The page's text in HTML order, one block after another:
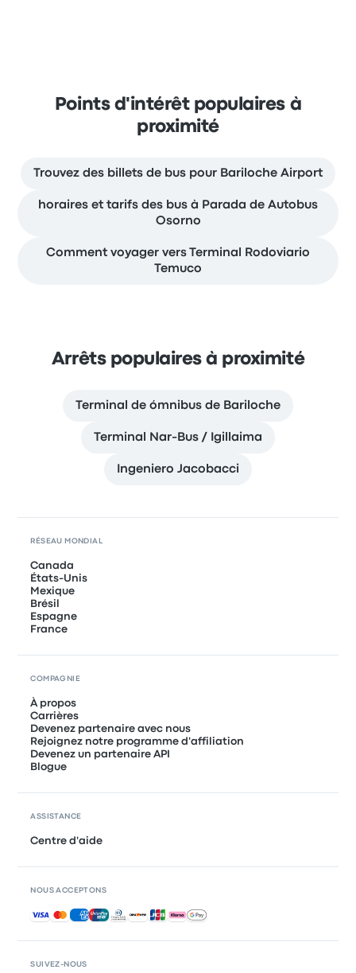
Points d'intérêt populaires à
proximité
Trouvez des billets de bus pour Bariloche Airport
horaires et tarifs des bus à Parada de Autobus
Osorno
Comment voyager vers Terminal Rodoviario
Temuco
Arrêts populaires à proximité
Terminal de ómnibus de Bariloche
Terminal Nar-Bus / Igillaima
Ingeniero Jacobacci
SUIVEZ-NOUS
RÉSEAU MONDIAL
Canada
États-Unis
Mexique
Brésil
Espagne
France
COMPAGNIE
À propos
Carrières
Devenez partenaire avec nous
Rejoignez notre programme d'affiliation
Devenez un partenaire API
Blogue
ASSISTANCE
Centre d'aide
NOUS ACCEPTONS
Paiements acceptés